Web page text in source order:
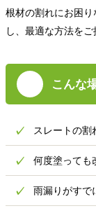
根材の割れにお困
し、最適な方法をご
こんな
✓ スレートの割
✓ 何度塗っても
✓ 雨漏りがすで